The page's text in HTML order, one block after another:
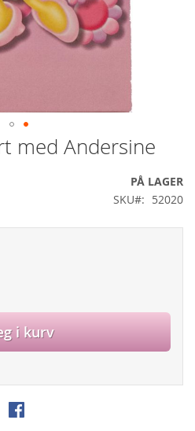
med Andersine
PÅ LAGER
SKU
52020
i kurv